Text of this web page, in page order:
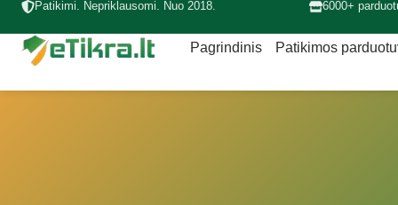
Patikimi. Nepriklausomi. Nuo 2018. 6000+
Pagrindinis Patikimos